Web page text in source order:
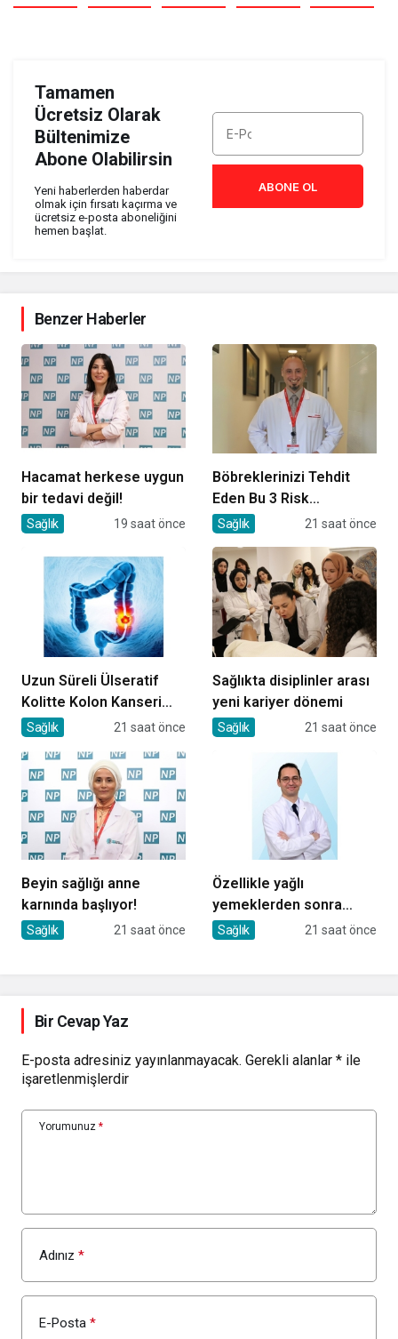
Tamamen
Ücretsiz Olarak
Bültenimize
Abone Olabilirsin
Yeni haberlerden haberdar
olmak için fırsatı kaçırma ve
ücretsiz e-posta aboneliğini
hemen başlat.
ABONE OL
Benzer Haberler
Hacamat herkese uygun
bir tedavi değil!
Sağlık 19 saat önce
Böbreklerinizi Tehdit
Eden Bu 3 Risk
Faktörüne Dikkat!
Sağlık 21 saat önce
Uzun Süreli Ülseratif
Kolitte Kolon Kanseri
Riski Artıyor mu?
Sağlık 21 saat önce
Sağlıkta disiplinler arası
yeni kariyer dönemi
Sağlık 21 saat önce
Beyin sağlığı anne
karnında başlıyor!
Sağlık 21 saat önce
Özellikle yağlı
yemeklerden sonra
başlıyorsa, gecikmeyin
Sağlık 21 saat önce
Bir Cevap Yaz
E-posta adresiniz yayınlanmayacak. Gerekli alanlar * ile
işaretlenmişlerdir
Yorumunuz *
Adınız *
E-Posta *